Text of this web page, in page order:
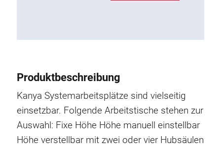
Werkzeughalter
Steckdosenleisten
Leuchte
Produktbeschreibung
Kanya Systemarbeitsplätze sind vielseitig
einsetzbar. Folgende Arbeitstische stehen zur
Auswahl: Fixe Höhe Höhe manuell einstellbar
Höhe verstellbar mit zwei oder vier Hubsäulen